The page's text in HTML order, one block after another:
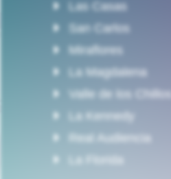
Las Casas
San Carlos
Miraflores
La Magdalena
Valle de los Chillos
La Kennedy
Real Audiencia
La Florida